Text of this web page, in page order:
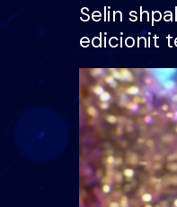
Selin
edicionit
Brother
çmimin e
mijë